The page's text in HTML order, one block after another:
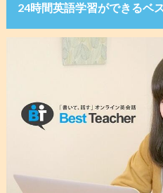
24時間英語学習ができるベ